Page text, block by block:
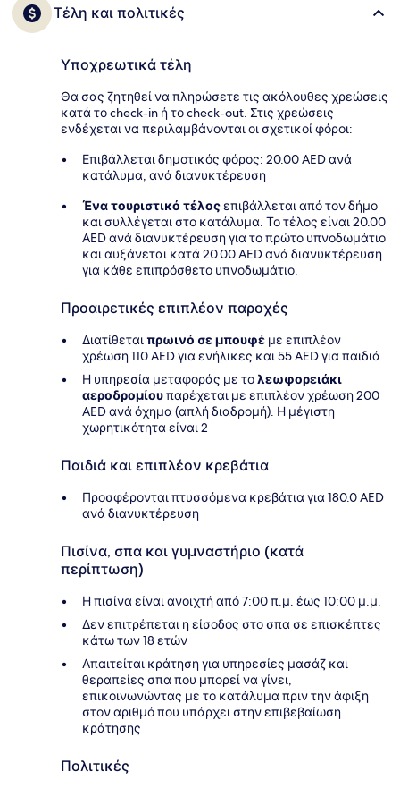
Τέλη και πολιτικές
Υποχρεωτικά τέλη
Θα σας ζητηθεί να πληρώσετε τις ακόλουθες χρεώσεις
κατά το check-in ή το check-out. Στις χρεώσεις
ενδέχεται να περιλαμβάνονται οι σχετικοί φόροι:
Επιβάλλεται δημοτικός φόρος: 20.00 AED ανά
κατάλυμα, ανά διανυκτέρευση
Ένα τουριστικό τέλοςεπιβάλλεται από τον δήμο
και συλλέγεται στο κατάλυμα. Το τέλος είναι 20.00
AED ανά διανυκτέρευση για το πρώτο υπνοδωμάτιο
και αυξάνεται κατά 20.00 AED ανά διανυκτέρευση
για κάθε επιπρόσθετο υπνοδωμάτιο.
Προαιρετικές επιπλέον παροχές
Διατίθεταιπρωινό σε μπουφέ με επιπλέον
χρέωση 110 AED για ενήλικες και 55 AED για παιδιά
Η υπηρεσία μεταφοράς με τολεωφορειάκι
αεροδρομίουπαρέχεται με επιπλέον χρέωση 200
AED ανά όχημα (απλή διαδρομή). Η μέγιστη
χωρητικότητα είναι 2
Παιδιά και επιπλέον κρεβάτια
Προσφέρονται πτυσσόμενα κρεβάτια για 180.0 AED
ανά διανυκτέρευση
Πισίνα, σπα και γυμναστήριο (κατά
περίπτωση)
Η πισίνα είναι ανοιχτή από 7:00 π.μ. έως 10:00 μ.μ.
Δεν επιτρέπεται η είσοδος στο σπα σε επισκέπτες
κάτω των 18 ετών
Απαιτείται κράτηση για υπηρεσίες μασάζ και
θεραπείες σπα που μπορεί να γίνει,
επικοινωνώντας με το κατάλυμα πριν την άφιξη
στον αριθμό που υπάρχει στην επιβεβαίωση
κράτησης
Πολιτικές